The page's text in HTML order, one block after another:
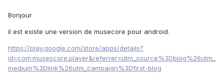
Bonjour
il est existe une version de musecore pour android.
https://play.google.com/store/apps/details?
id=com.musescore.player&referrer=utm_source%3Dblog%26utm_
medium%3Dlink%26utm_campaign%3Dfirst-blog